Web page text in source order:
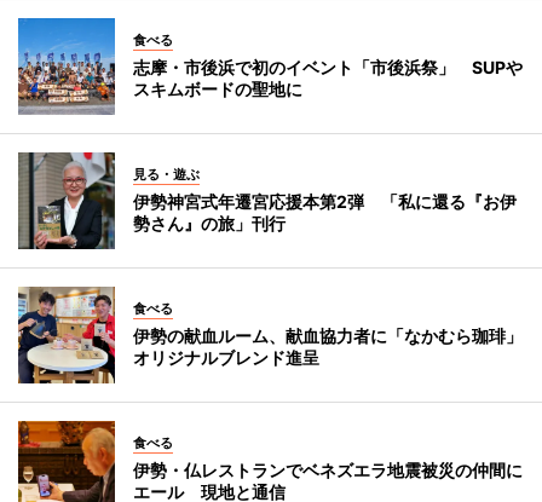
食べる
志摩・市後浜で初のイベント「市後浜祭」 SUPや
スキムボードの聖地に
見る・遊ぶ
伊勢神宮式年遷宮応援本第2弾 「私に還る『お伊
勢さん』の旅」刊行
食べる
伊勢の献血ルーム、献血協力者に「なかむら珈琲」
オリジナルブレンド進呈
食べる
伊勢・仏レストランでベネズエラ地震被災の仲間に
エール 現地と通信